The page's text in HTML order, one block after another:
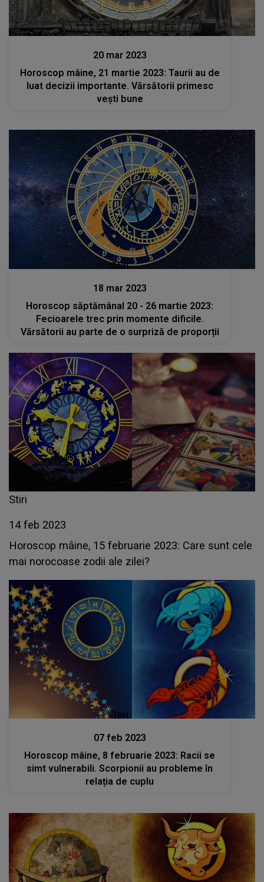
Stiri
20 mar 2023
Horoscop mâine, 21 martie 2023: Taurii au de
luat decizii importante. Vărsătorii primesc
vești bune
Stiri
18 mar 2023
Horoscop săptămânal 20 - 26 martie 2023:
Fecioarele trec prin momente dificile.
Vărsătorii au parte de o surpriză de proporții
Stiri
14 feb 2023
Horoscop mâine, 15 februarie 2023: Care sunt cele
mai norocoase zodii ale zilei?
Stiri
07 feb 2023
Horoscop mâine, 8 februarie 2023: Racii se
simt vulnerabili. Scorpionii au probleme în
relația de cuplu